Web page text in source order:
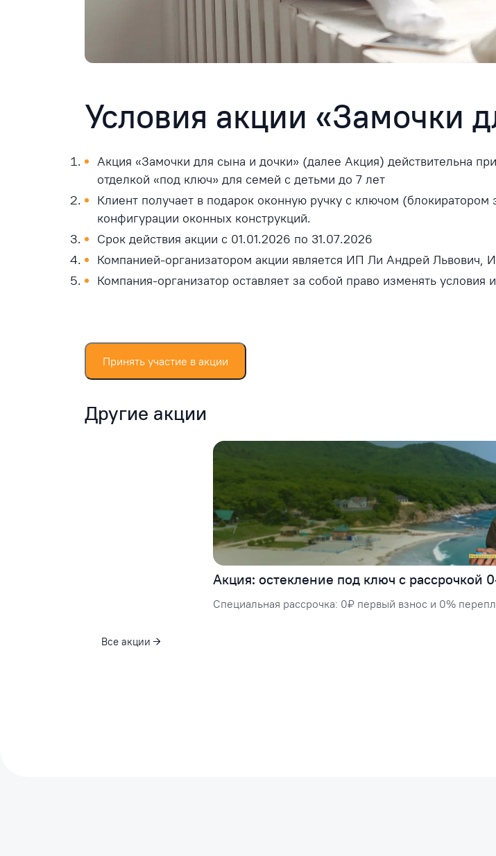
Условия акции «Замочки
Акция «Замочки для сына и дочки» (далее Акция) действительна
отделкой «под ключ» для семей с детьми до 7 лет
Клиент получает в подарок оконную ручку с ключом (блокиратором
конфигурации оконных конструкций.
Срок действия акции с 01.01.2026 по 31.07.2026
Компанией-организатором акции является ИП Ли Андрей
Компания-организатор оставляет за собой право изменять условия
Принять участие в акции
Другие акции
Акция: остекление под ключ с рассрочкой
Специальная рассрочка: 0₽ первый взнос и 0%
Все акции